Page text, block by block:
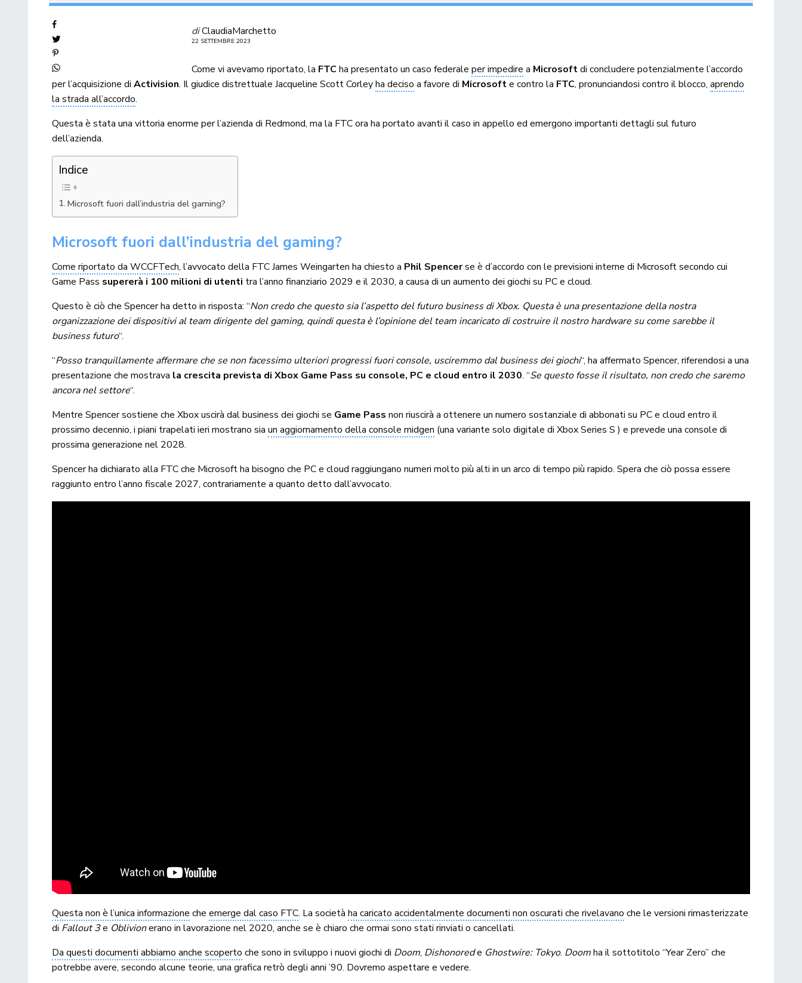
diClaudiaMarchetto
22 SETTEMBRE 2023
Come vi avevamo riportato, la FTCha presentato un caso federaleper impedire a Microsoftdi concludere potenzialmente l’accordo
per l’acquisizione diActivision. Il giudice distrettuale Jacqueline Scott Corleyha deciso a favore di Microsofte contro la FTC, pronunciandosi contro il blocco,aprendo
la strada all’accordo.
Questa è stata una vittoria enorme per l’azienda di Redmond, ma la FTC ora ha portato avanti il ​​caso in appello ed emergono importanti dettagli sul futuro
dell’azienda.
Indice
Microsoft fuori dall’industria del gaming?
Microsoft fuori dall’industria del gaming?
Come riportato da WCCFTech, l’avvocato della FTC James Weingarten ha chiesto a Phil Spencerse è d’accordo con le previsioni interne di Microsoft secondo cui
Game Pass supererà i 100 milioni di utenti tra l’anno finanziario 2029 e il 2030, a causa di un aumento dei giochi su PC e cloud.
Questo è ciò che Spencer ha detto in risposta: “Non credo che questo sia l’aspetto del futuro business di Xbox. Questa è una presentazione della nostra
organizzazione dei dispositivi al team dirigente del gaming, quindi questa è l’opinione del team incaricato di costruire il nostro hardware su come sarebbe il
business futuro“.
“Posso tranquillamente affermare che se non facessimo ulteriori progressi fuori console, usciremmo dal business dei giochi“, ha affermato Spencer, riferendosi a una
presentazione che mostrava la crescita prevista di Xbox Game Pass su console, PC e cloud entro il 2030. “Se questo fosse il risultato, non credo che saremo
ancora nel settore“.
Mentre Spencer sostiene che Xbox uscirà dal business dei giochi se Game Pass non riuscirà a ottenere un numero sostanziale di abbonati su PC e cloud entro il
prossimo decennio, i piani trapelati ieri mostrano siaun aggiornamento della console midgen (una variante solo digitale di Xbox Series S ) e prevede una console di
prossima generazione nel 2028.
Spencer ha dichiarato alla FTC che Microsoft ha bisogno che PC e cloud raggiungano numeri molto più alti in un arco di tempo più rapido. Spera che ciò possa essere
raggiunto entro l’anno fiscale 2027, contrariamente a quanto detto dall’avvocato.
Questa non è l’unica informazione cheemerge dal caso FTC. La societàha caricato accidentalmente documenti non oscurati che rivelavano che le versioni rimasterizzate
di Fallout 3e Oblivionerano in lavorazione nel 2020, anche se è chiaro che ormai sono stati rinviati o cancellati.
Da questi documenti abbiamo anche scoperto che sono in sviluppo i nuovi giochi di Doom, Dishonorede Ghostwire: Tokyo. Doomha il sottotitolo “Year Zero” che
potrebbe avere, secondo alcune teorie, una grafica retrò degli anni ’90. Dovremo aspettare e vedere.